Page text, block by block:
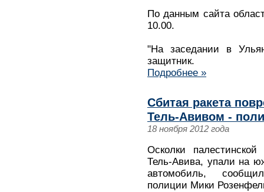
По данным сайта
10.00.
"На заседании в
защитник.
Подробнее »
Сбитая ракета
Тель-Авивом -
18 ноября 2012 года
Осколки
Тель-Авива, упали на
автомобиль,
полиции Мики